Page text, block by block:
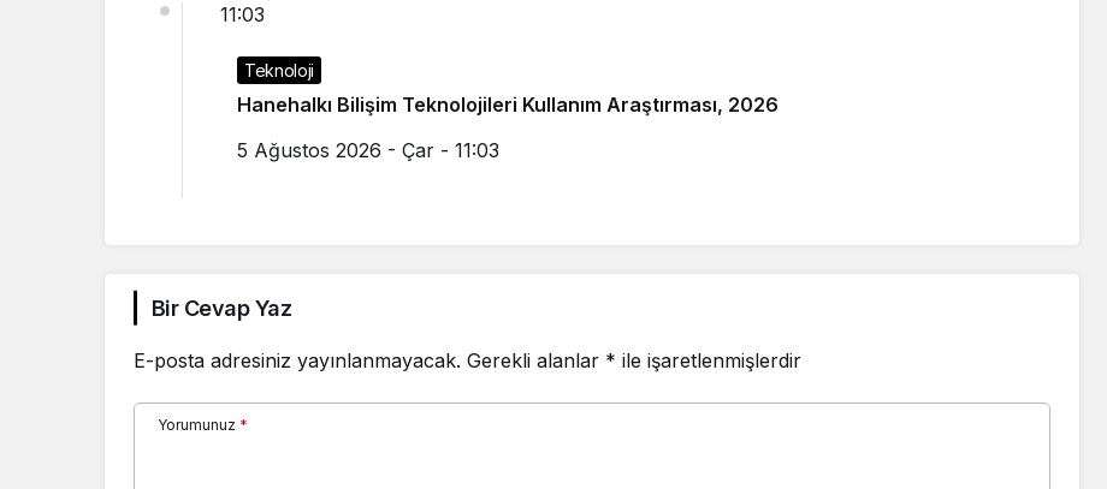
11:03
Teknoloji
Hanehalkı Bilişim Teknolojileri Kullanım Araştırması, 2026
5 Ağustos 2026 - Çar - 11:03
Bir Cevap Yaz
E-posta adresiniz yayınlanmayacak. Gerekli alanlar * ile işaretlenmişlerdir
Yorumunuz *